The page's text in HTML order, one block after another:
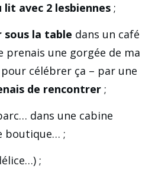
lit avec 2 lesbiennes ;
sous la table dans un café
prenais une gorgée de ma
célébrer ça – par une
de rencontrer ;
dans une cabine
boutique… ;
;